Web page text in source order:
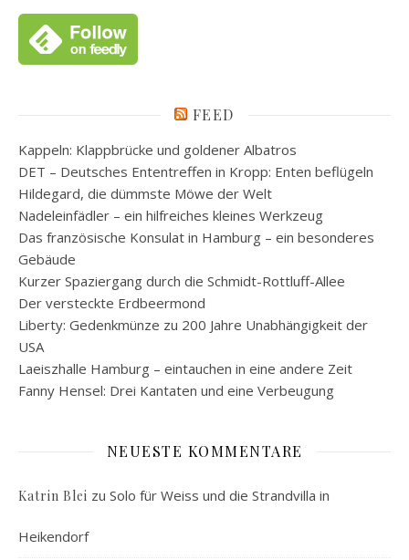
FEED
Kappeln: Klappbrücke und goldener Albatros
DET – Deutsches Ententreffen in Kropp: Enten beflügeln
Hildegard, die dümmste Möwe der Welt
Nadeleinfädler – ein hilfreiches kleines Werkzeug
Das französische Konsulat in Hamburg – ein besonderes
Gebäude
Kurzer Spaziergang durch die Schmidt-Rottluff-Allee
Der versteckte Erdbeermond
Liberty: Gedenkmünze zu 200 Jahre Unabhängigkeit der
USA
Laeiszhalle Hamburg – eintauchen in eine andere Zeit
Fanny Hensel: Drei Kantaten und eine Verbeugung
NEUESTE KOMMENTARE
Katrin Blei zu Solo für Weiss und die Strandvilla in
Heikendorf